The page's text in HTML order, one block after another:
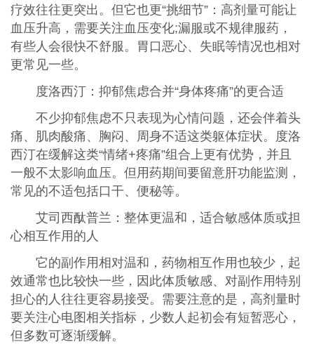
疗效往往更突出。但它也更“挑细节”：高剂量可能让
血压升高，需要关注血压变化;漏服或不规律服药，
有些人会很快不舒服。胃口恶心、失眠等情况也相对
更常见一些。
度洛西汀：抑郁焦虑合并“身体疼痛”的更合适
不少抑郁焦虑不只表现为心情问题，还会伴着头
痛、肌肉酸痛、胸闷、周身不适这类躯体症状。度洛
西汀在缓解这类“情绪+疼痛”组合上更有优势，并且
一般不太影响血压。但用药期间要留意肝功能监测，
常见的不适包括口干、便秘等。
艾司西酞普兰：整体更温和，适合敏感体质或担
心相互作用的人
它的副作用相对温和，药物相互作用也较少，起
效通常也比较快一些，因此体质敏感、对副作用特别
担心的人往往更容易接受。需要注意的是，高剂量时
要关注心电图相关指标，少数人起初会有短暂恶心，
但多数可逐渐缓解。